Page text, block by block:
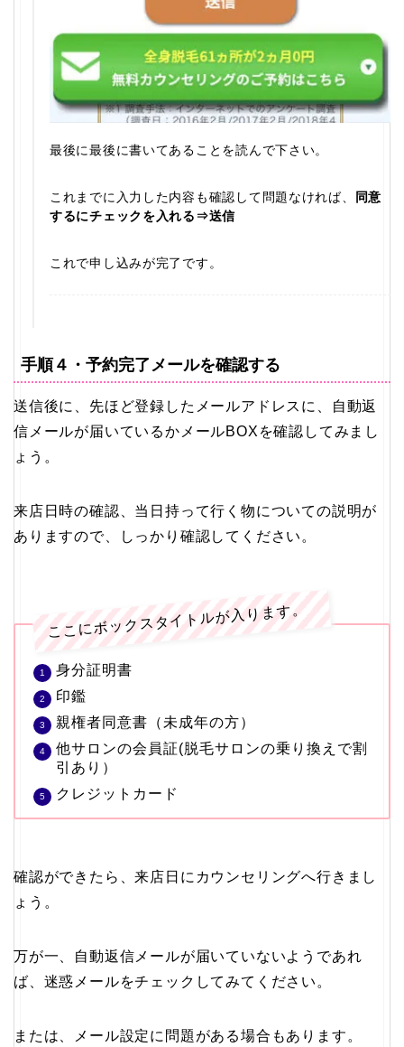
最後に最後に書いてあることを読んで下さい。
これまでに入力した内容も確認して問題なければ、 同意
するにチェックを入れる⇒送信
これで申し込みが完了です。
手順４・予約完了メールを確認する
送信後に、先ほど登録したメールアドレスに、自動返
信メールが届いているかメールBOXを確認してみまし
ょう。
来店日時の確認、当日持って行く物についての説明が
ありますので、しっかり確認してください。
ここにボックスタイトルが入ります。
身分証明書
印鑑
親権者同意書（未成年の方）
他サロンの会員証(脱毛サロンの乗り換えで割
引あり）
クレジットカード
確認ができたら、来店日にカウンセリングへ行きまし
ょう。
万が一、自動返信メールが届いていないようであれ
ば、迷惑メールをチェックしてみてください。
または、メール設定に問題がある場合もあります。